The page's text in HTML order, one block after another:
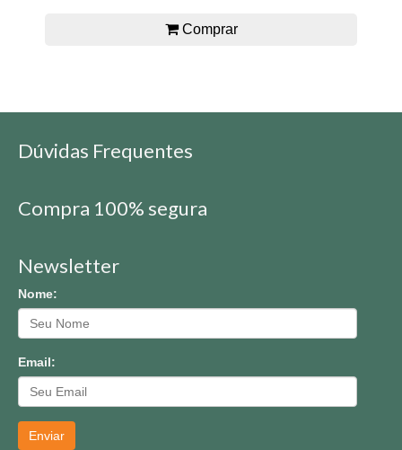
Comprar
Dúvidas Frequentes
Compra 100% segura
Newsletter
Nome:
Email:
Enviar